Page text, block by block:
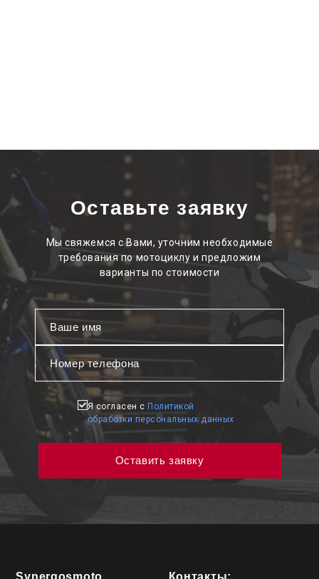
Оставьте заявку
Мы свяжемся с Вами, уточним необходимые
требования по мотоциклу и предложим
варианты по стоимости
Я согласен с Политикой
обработки персональных данных
Synergosmoto Контакты: